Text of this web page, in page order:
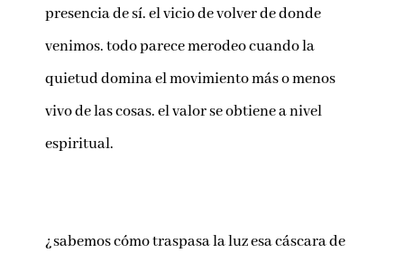
presencia de sí. el vicio de volver de donde
venimos. todo parece merodeo cuando la
quietud domina el movimiento más o menos
vivo de las cosas. el valor se obtiene a nivel
espiritual.
¿sabemos cómo traspasa la luz esa cáscara de